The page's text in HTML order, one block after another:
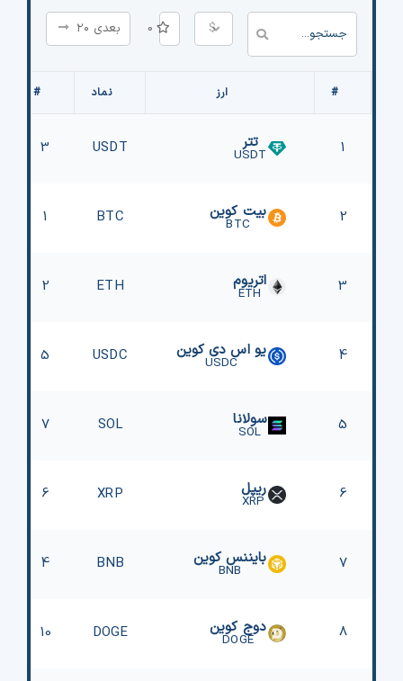
$
0 بعدی ۲۰
# ارز نماد #
1 تتر
USDT
USDT
3
2 بیت کوین
BTC
BTC
1
3 اتریوم
ETH
ETH
2
4 یو اس دی کوین
USDC
USDC
5
5 سولانا
SOL
SOL
7
6 ریپل
XRP
XRP
6
7 بایننس کوین
BNB
BNB
4
8 دوج کوین
DOGE
DOGE
10